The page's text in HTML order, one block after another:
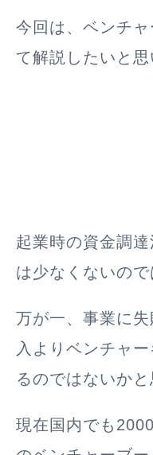
今回は、ベンチ
て解説したいと思
起業時の資金調
は少なくないので
万が一、事業に
入よりベンチャ
るのではないかと
現在国内でも